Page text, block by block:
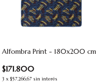
Alfombra Print - 180x200 cm
$171.800
3 x $57.266,67 sin interés